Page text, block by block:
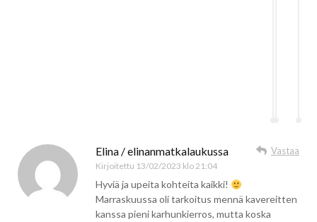
Elina / elinanmatkalaukussa
Kirjoitettu 13/02/2023 klo 21:04
Vastaa
Hyviä ja upeita kohteita kaikki!
Marraskuussa oli tarkoitus mennä kavereitten
kanssa pieni karhunkierros, mutta koska